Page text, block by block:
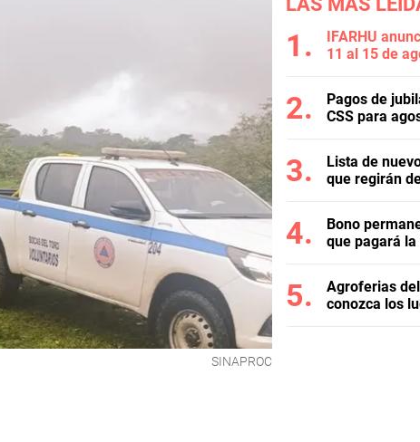
SINAPROC
IFARHU
11 al 15 de
Pagos de
CSS para
Lista de
que regirán
Bono
que pagará la
Agroferias
conozca los